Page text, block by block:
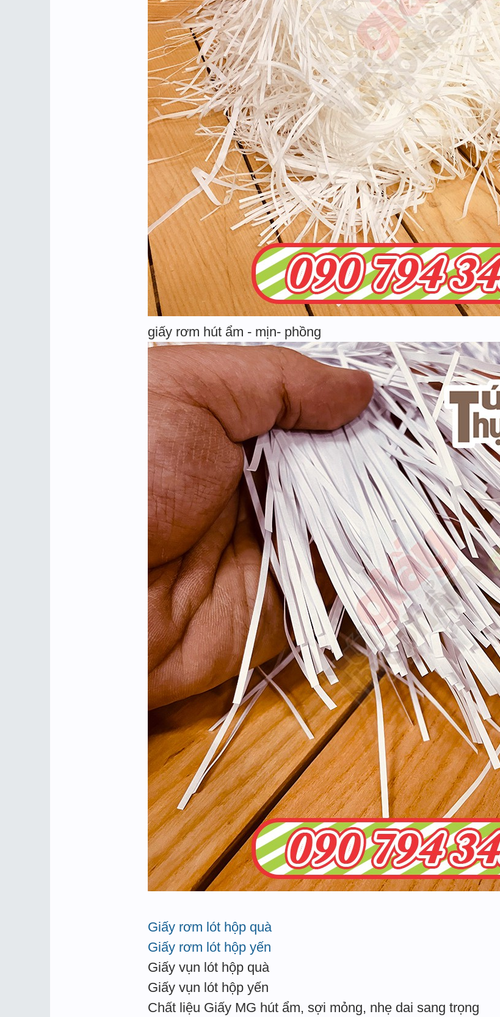
giấy rơm hút ẩm - mịn- phồng
Giấy rơm lót hộp quà
Giấy rơm lót hộp yến
Giấy vụn lót hộp quà
Giấy vụn lót hộp yến
Chất liệu Giấy MG hút ẩm, sợi mỏng, nhẹ dai sang trọng